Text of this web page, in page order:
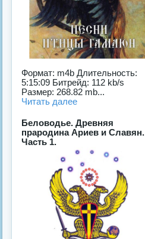
Формат: m4b Длительность:
5:15:09 Битрейд: 112 kb/s
Размер: 268.82 mb...
Читать далее
Беловодье. Древняя
прародина Ариев и Славян.
Часть 1.